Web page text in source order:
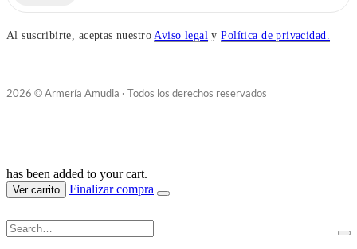
Al suscribirte, aceptas nuestroAviso legal yPolítica de privacidad.
2026 © Armería Amudia · Todos los derechos reservados
has been added to your cart.
Ver carrito Finalizar compra